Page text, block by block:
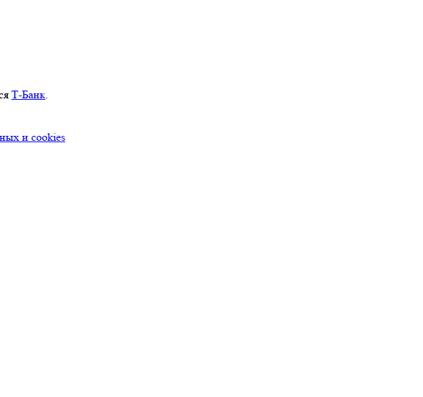
Т-Банк.
и cookies